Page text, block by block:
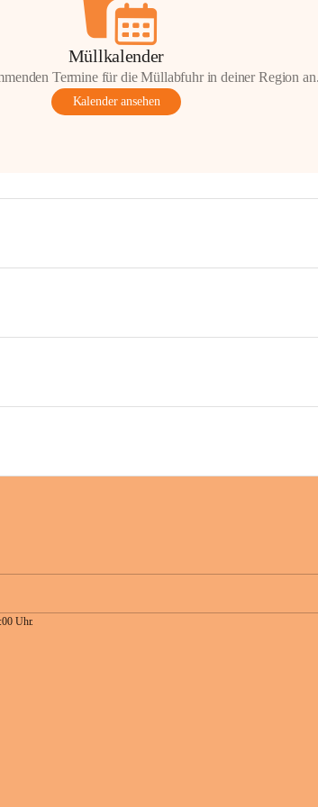
Müllkalender
Termine für die Müllabfuhr in deiner Region
Kalender ansehen
Uhr.